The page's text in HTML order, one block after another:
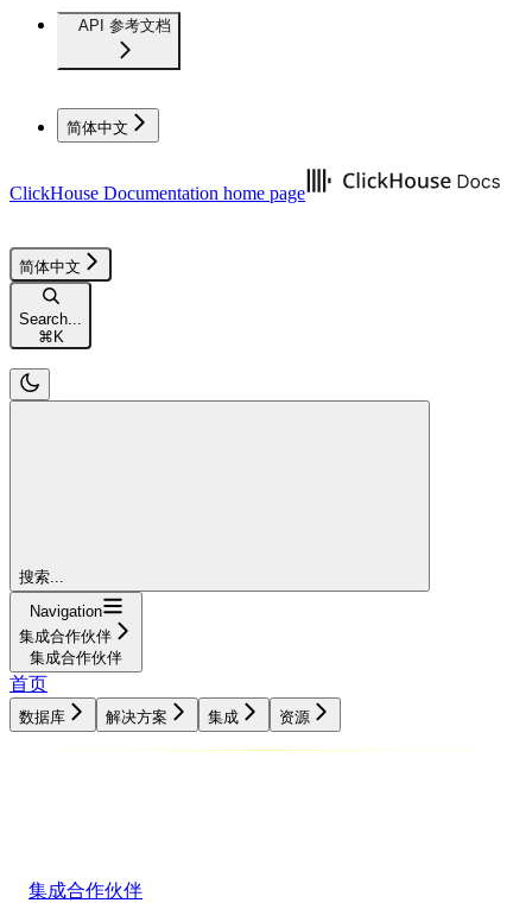
API 参考文档
简体中文
ClickHouse Documentation home page
简体中文
Search...
⌘ K
搜索...
Navigation
集成合作伙伴
集成合作伙伴
首页
数据库 解决方案 集成 资源
集成合作伙伴